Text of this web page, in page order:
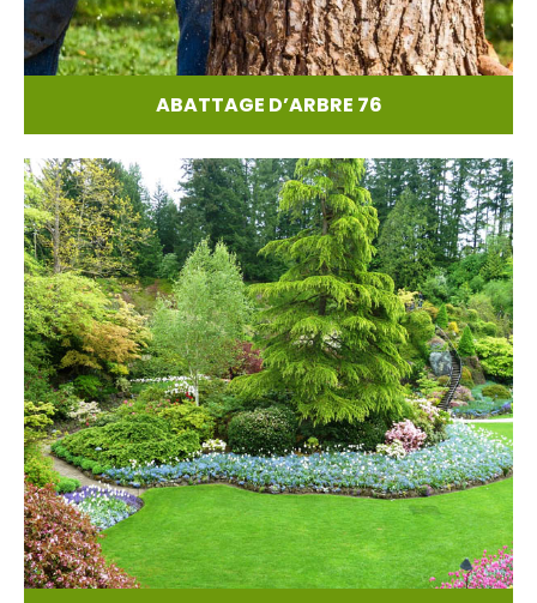
ABATTAGE D’ARBRE 76